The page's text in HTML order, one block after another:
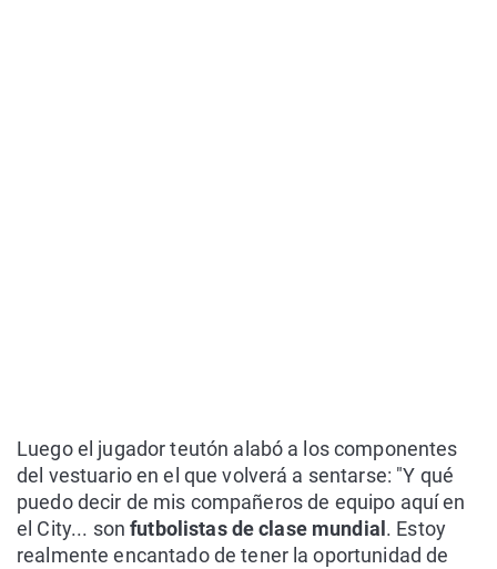
Luego el jugador teutón alabó a los componentes
del vestuario en el que volverá a sentarse: "Y qué
puedo decir de mis compañeros de equipo aquí en
el City... sonfutbolistas de clase mundial . Estoy
realmente encantado de tener la oportunidad de